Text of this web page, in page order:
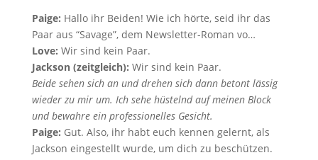
Paige: Hallo ihr Beiden! Wie ich hörte, seid ihr das
Paar aus “Savage”, dem Newsletter-Roman vo…
Love: Wir sind kein Paar.
Jackson (zeitgleich): Wir sind kein Paar.
Beide sehen sich an und drehen sich dann betont lässig
wieder zu mir um. Ich sehe hüstelnd auf meinen Block
und bewahre ein professionelles Gesicht.
Paige: Gut. Also, ihr habt euch kennen gelernt, als
Jackson eingestellt wurde, um dich zu beschützen.